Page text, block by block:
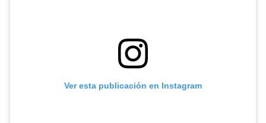
Ver esta publicación en Instagram